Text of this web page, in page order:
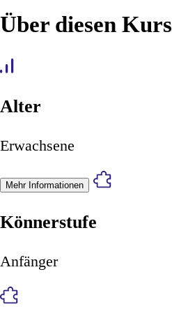
Über diesen Kurs
Alter
Erwachsene
Mehr Informationen
Könnerstufe
Anfänger